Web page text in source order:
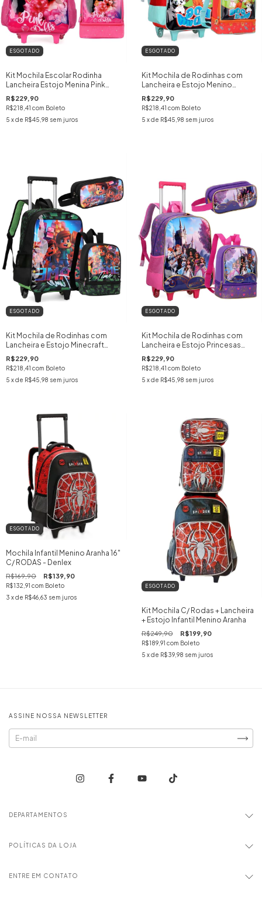
ESGOTADO
Kit Mochila Escolar Rodinha
Lancheira Estojo Menina Pink
Dolls
R$229,90
R$218,41 com Boleto
5 x de R$45,98 sem juros
ESGOTADO
Kit Mochila de Rodinhas com
Lancheira e Estojo Menino
Patrulha
R$229,90
R$218,41 com Boleto
5 x de R$45,98 sem juros
ESGOTADO
Kit Mochila de Rodinhas com
Lancheira e Estojo Minecraft
Game Menino
R$229,90
R$218,41 com Boleto
5 x de R$45,98 sem juros
ESGOTADO
Kit Mochila de Rodinhas com
Lancheira e Estojo Princesas
Menina
R$229,90
R$218,41 com Boleto
5 x de R$45,98 sem juros
ESGOTADO
Mochila Infantil Menino Aranha 16"
C/ RODAS - Denlex
R$169,90 R$139,90
R$132,91 com Boleto
3 x de R$46,63 sem juros
ESGOTADO
Kit Mochila C/ Rodas + Lancheira
+ Estojo Infantil Menino Aranha
R$249,90 R$199,90
R$189,91 com Boleto
5 x de R$39,98 sem juros
ASSINE NOSSA NEWSLETTER
DEPARTAMENTOS
POLÍTICAS DA LOJA
ENTRE EM CONTATO